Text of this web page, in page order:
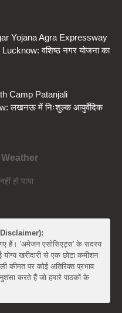
Yojana Agra Expressway
वशिष्ठ नगर योजना का
Camp Patanjali
लखनऊ में निःशुल्क आयुर्वेदिक
हो पाया
Disclaimer):
गए हैं। 'अमेजन एसोसिएट्स' के सदस्य
खरीदारी से एक छोटा कमीशन
कीमत पर कोई अतिरिक्त प्रभाव
करते हैं जो हमारे पाठकों के